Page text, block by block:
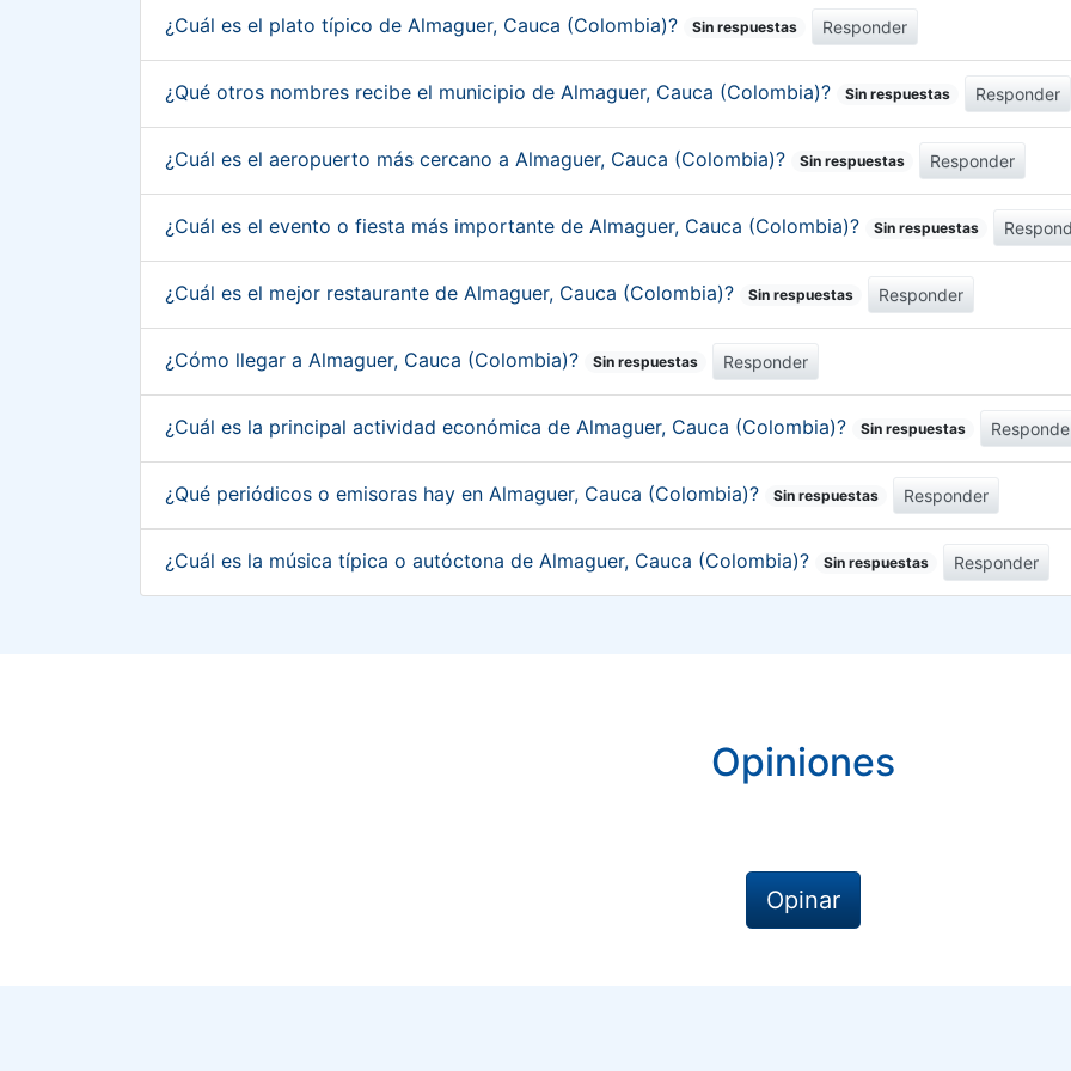
¿Cuál es el plato típico de Almaguer, Cauca (Colombia)? Sin respuestas Responder
¿Qué otros nombres recibe el municipio de Almaguer, Cauca (Colombia)? Sin respuestas Responder
¿Cuál es el aeropuerto más cercano a Almaguer, Cauca (Colombia)? Sin respuestas Responder
¿Cuál es el evento o fiesta más importante de Almaguer, Cauca (Colombia)? Sin respuestas
¿Cuál es el mejor restaurante de Almaguer, Cauca (Colombia)? Sin respuestas Responder
¿Cómo llegar a Almaguer, Cauca (Colombia)? Sin respuestas Responder
¿Cuál es la principal actividad económica de Almaguer, Cauca (Colombia)? Sin respuestas
¿Qué periódicos o emisoras hay en Almaguer, Cauca (Colombia)? Sin respuestas Responder
¿Cuál es la música típica o autóctona de Almaguer, Cauca (Colombia)? Sin respuestas Responder
Opiniones
Opinar